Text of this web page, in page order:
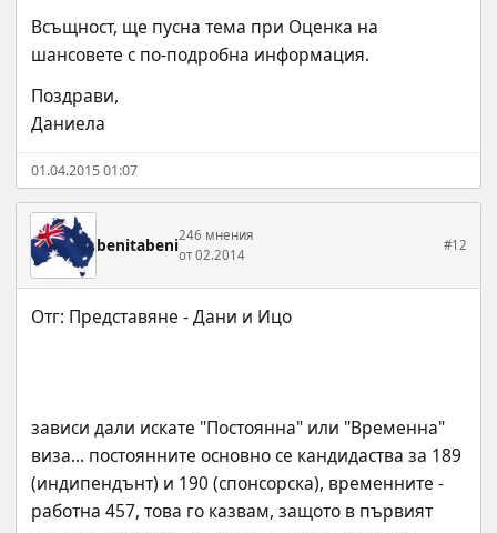
Всъщност, ще пусна тема при Оценка на
шансовете с по-подробна информация.
Поздрави,
Даниела
01.04.2015 01:07
benitabeni246 мнения
от 02.2014
#12
зависи дали искате "Постоянна" или "Временна"
виза... постоянните основно се кандидаства за 189
(индипендънт) и 190 (спонсорска), временните -
работна 457, това го казвам, защото в първият